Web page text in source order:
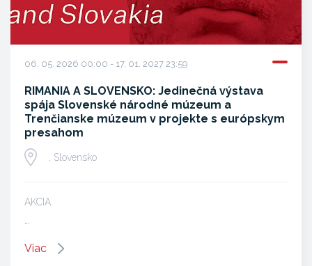
06. 05. 2026 00:00 - 17. 01. 2027 23:59
RIMANIA A SLOVENSKO: Jedinečná výstava
spája Slovenské národné múzeum a
Trenčianske múzeum v projekte s európskym
presahom
, Slovensko
AKCIA
Viac